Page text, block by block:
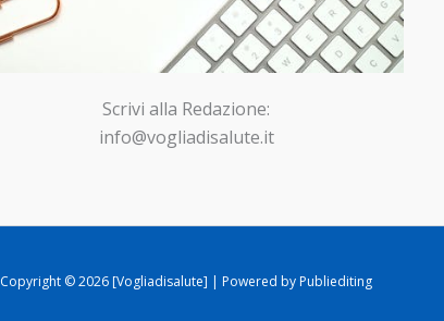
Scrivi alla Redazione:
info@vogliadisalute.it
Copyright © 2026 [Vogliadisalute] | Powered by Publiediting